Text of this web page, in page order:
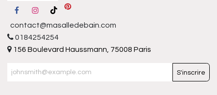
contact@masalledebain.com
0184254254
156 Boulevard Haussmann, 75008 Paris
S'inscrire